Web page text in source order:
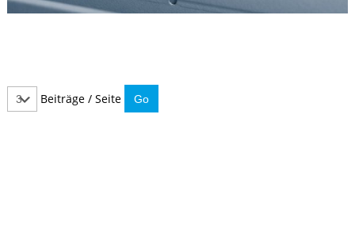
Beiträge / Seite